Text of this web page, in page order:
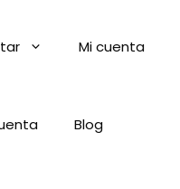
Mi cuenta
Blog